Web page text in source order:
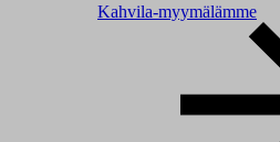
Kahvila-myymälämme